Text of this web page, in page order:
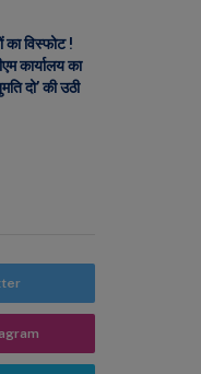
का विस्फोट !
कार्यालय का
दो’ की उठी